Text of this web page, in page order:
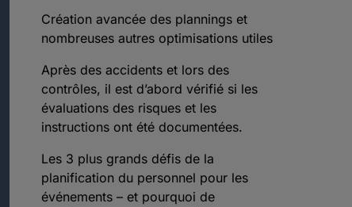
Création avancée des plannings et
nombreuses autres optimisations utiles
Après des accidents et lors des
contrôles, il est d’abord vérifié si les
évaluations des risques et les
instructions ont été documentées.
Les 3 plus grands défis de la
planification du personnel pour les
événements – et pourquoi de